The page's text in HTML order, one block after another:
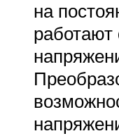
на
работают